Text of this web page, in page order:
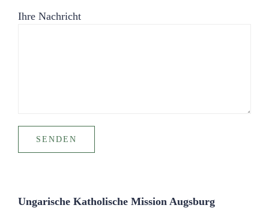
Ihre Nachricht
Ungarische Katholische Mission Augsburg